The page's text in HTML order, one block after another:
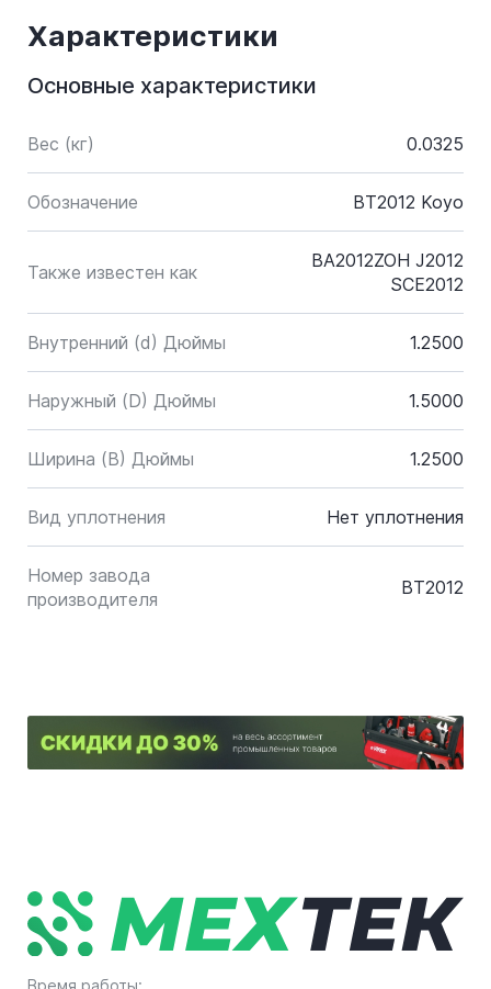
Характеристики
Основные характеристики
Вес (кг) 0.0325
Обозначение BT2012 Koyo
Также известен как
BA2012ZOH J2012
SCE2012
Внутренний (d) Дюймы 1.2500
Наружный (D) Дюймы 1.5000
Ширина (B) Дюймы 1.2500
Вид уплотнения Нет уплотнения
Номер завода
производителя
BT2012